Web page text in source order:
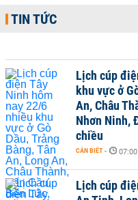
TIN TỨC
Lịch cúp
khu vực ở
An, Châu
Nhơn Ninh,
chiều
CẦN BIẾT -
Lịch cúp